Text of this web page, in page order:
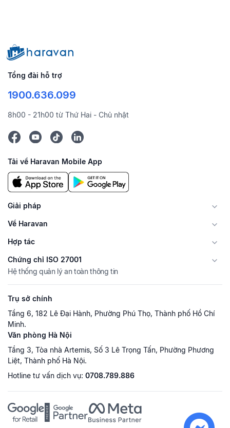
Tổng đài hỗ trợ
1900.636.099
8h00 - 21h00 từ Thứ Hai - Chủ nhật
Tải về Haravan Mobile App
Giải pháp
Về Haravan
Hợp tác
Chứng chỉ ISO 27001
Hệ thống quản lý an toàn thông tin
Trụ sở chính
Tầng 6, 182 Lê Đại Hành, Phường Phú Thọ, Thành phố Hồ Chí
Minh.
Văn phòng Hà Nội
Tầng 3, Tòa nhà Artemis, Số 3 Lê Trọng Tấn, Phường Phương
Liệt, Thành phố Hà Nội.
Hotline tư vấn dịch vụ: 0708.789.886